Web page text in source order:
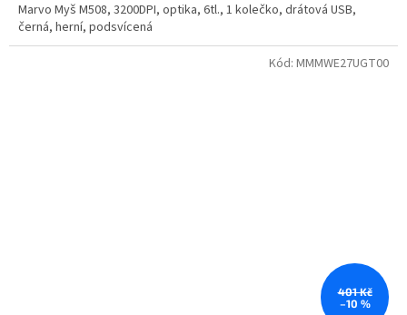
Marvo Myš M508, 3200DPI, optika, 6tl., 1 kolečko, drátová USB,
černá, herní, podsvícená
401 Kč
–10 %
Kód: MMMWE27UGT00